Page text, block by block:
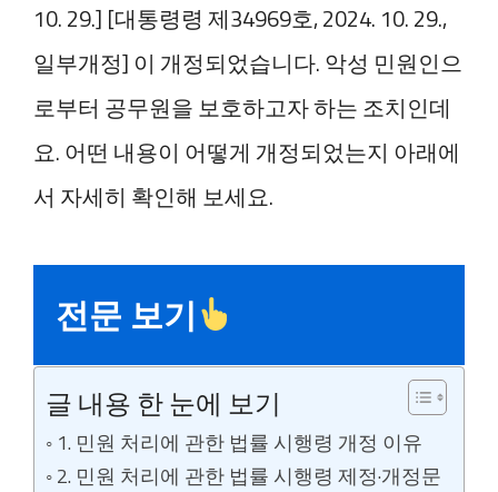
10. 29.] [대통령령 제34969호, 2024. 10. 29.,
일부개정] 이 개정되었습니다. 악성 민원인으
로부터 공무원을 보호하고자 하는 조치인데
요. 어떤 내용이 어떻게 개정되었는지 아래에
서 자세히 확인해 보세요.
전문 보기
글 내용 한 눈에 보기
1. 민원 처리에 관한 법률 시행령 개정 이유
2. 민원 처리에 관한 법률 시행령 제정·개정문